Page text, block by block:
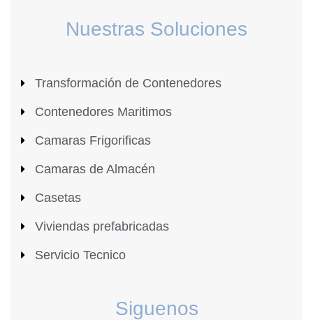
Nuestras Soluciones
Transformación de Contenedores
Contenedores Maritimos
Camaras Frigorificas
Camaras de Almacén
Casetas
Viviendas prefabricadas
Servicio Tecnico
Siguenos